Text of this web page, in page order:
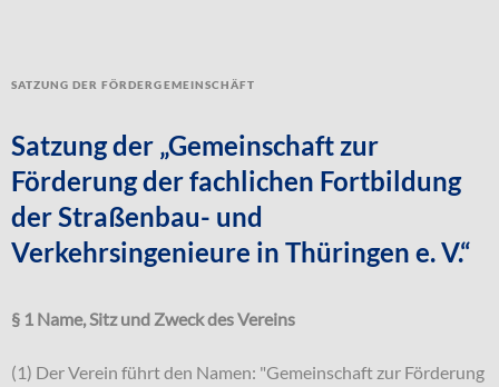
Satzung der Fördergemeinschäft
Satzung der „Gemeinschaft zur
Förderung der fachlichen Fortbildung
der Straßenbau- und
Verkehrsingenieure in Thüringen e. V.“
§ 1 Name, Sitz und Zweck des Vereins
(1) Der Verein führt den Namen: "Gemeinschaft zur Förderung